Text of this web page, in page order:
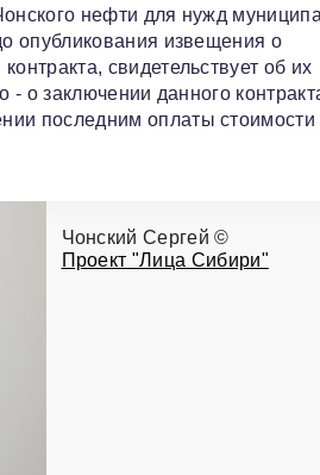
нефти для нужд
опубликования извещения о
свидетельствует об их
о заключении данного
последним оплаты стоимости
Чонский Сергей ©
Проект "Лица Сибири"